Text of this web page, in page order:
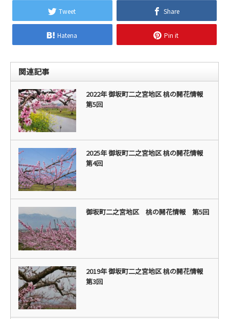
Tweet Share
Hatena Pin it
関連記事
2022年 御坂町二之宮地区 桃の開花情報
第5回
2025年 御坂町二之宮地区 桃の開花情報
第4回
御坂町二之宮地区 桃の開花情報 第5回
2019年 御坂町二之宮地区 桃の開花情報
第3回